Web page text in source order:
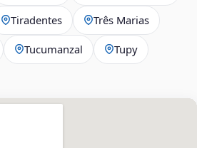
Tiradentes Três Marias
Tucumanzal Tupy